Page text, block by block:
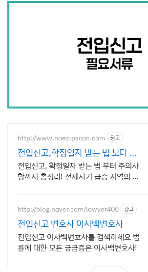
http://www.naezipscan.com 광고
전입신고,확정일자 받는 법 보다 안
전한 주거생활을 위해
전입신고, 확정일자 받는 법 부터 주의사
항까지 총정리! 전세사기 급증 지역의 경
http://blog.naver.com/lawyer400 광고
전입신고 변호사 이사백변호사
전입신고 이사백변호사를 검색하세요 법
률에 대한 모든 궁금증은 이사백변호사!